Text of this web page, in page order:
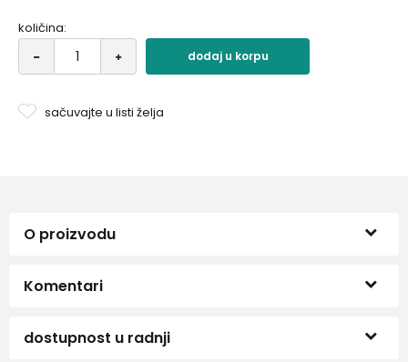
količina:
dodaj u korpu
sačuvajte u listi želja
O proizvodu
Komentari
dostupnost u radnji